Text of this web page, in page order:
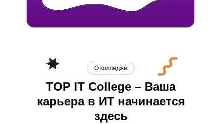
TOP IT College – Ваша
карьера в ИТ начинается
здесь
О колледже